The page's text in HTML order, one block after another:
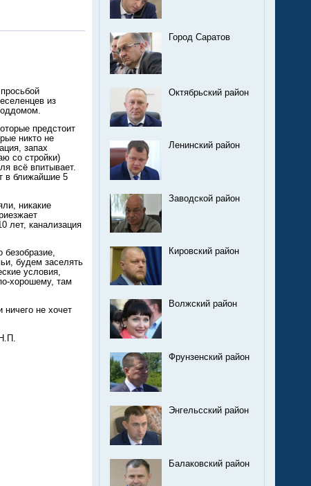
из
предстоит
никто не
запах
со стройки)
всё впитывает.
в ближайшие 5
никакие
лет, канализация
безобразие,
будем заселять
условия,
хорошему, там
ничего не хочет
Город Саратов
Октябрьский район
Ленинский район
Заводской район
Кировский район
Волжский район
Фрунзенский район
Энгельсский район
Балаковский район